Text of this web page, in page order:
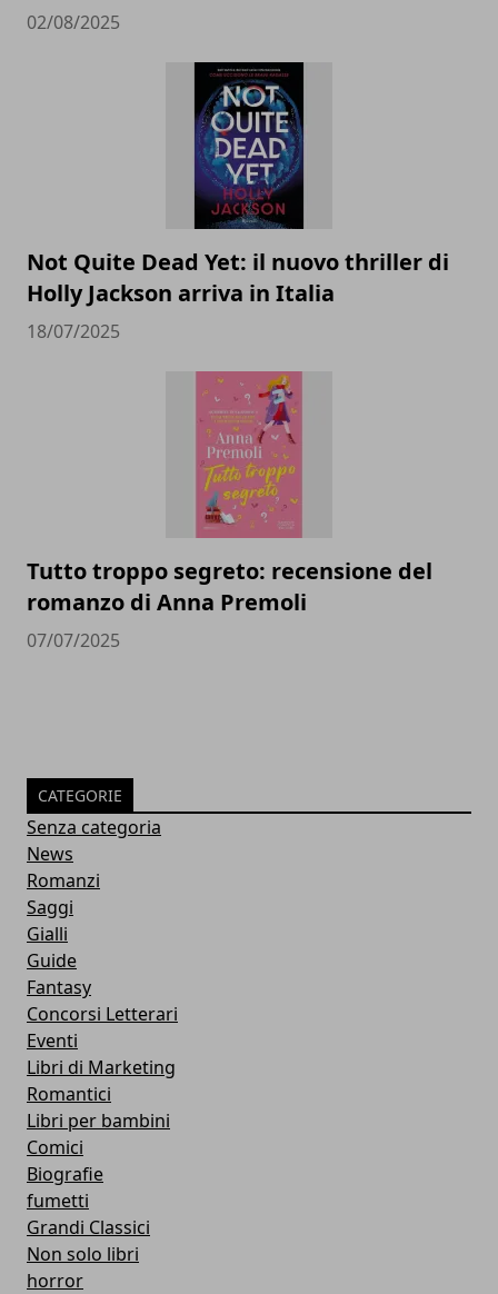
02/08/2025
Not Quite Dead Yet: il nuovo thriller di
Holly Jackson arriva in Italia
18/07/2025
Tutto troppo segreto: recensione del
romanzo di Anna Premoli
07/07/2025
CATEGORIE
Senza categoria
News
Romanzi
Saggi
Gialli
Guide
Fantasy
Concorsi Letterari
Eventi
Libri di Marketing
Romantici
Libri per bambini
Comici
Biografie
fumetti
Grandi Classici
Non solo libri
horror